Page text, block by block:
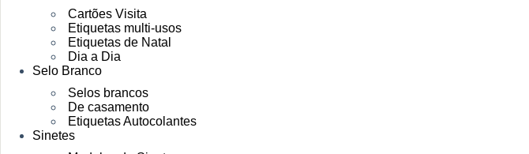
Cartões Visita
Etiquetas multi-usos
Etiquetas de Natal
Dia a Dia
Selo Branco
Selos brancos
De casamento
Etiquetas Autocolantes
Sinetes